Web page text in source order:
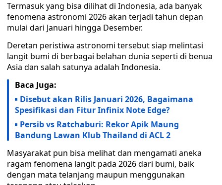
Termasuk yang bisa dilihat di Indonesia, ada banyak
fenomena astronomi 2026 akan terjadi tahun depan
mulai dari Januari hingga Desember.
Deretan peristiwa astronomi tersebut siap melintasi
langit bumi di berbagai belahan dunia seperti di benua
Asia dan salah satunya adalah Indonesia.
Baca Juga:
Disebut akan Rilis Januari 2026, Bagaimana
Spesifikasi dan Fitur Infinix Note Edge?
Persib vs Ratchaburi: Rekor Apik Maung
Bandung Lawan Klub Thailand di ACL 2
Masyarakat pun bisa melihat dan mengamati aneka
ragam fenomena langit pada 2026 dari bumi, baik
dengan mata telanjang maupun menggunakan